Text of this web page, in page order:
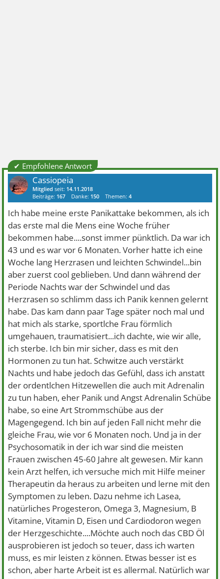
✔ Empfohlene Antwort
Cassiopeia
Mitglied seit: 14.11.2018
Beiträge: 167 Danke: 150 Themen:4
Ich habe meine erste Panikattake bekommen, als ich
das erste mal die Mens eine Woche früher
bekommen habe....sonst immer pünktlich. Da war ich
43 und es war vor 6 Monaten. Vorher hatte ich eine
Woche lang Herzrasen und leichten Schwindel...bin
aber zuerst cool geblieben. Und dann während der
Periode Nachts war der Schwindel und das
Herzrasen so schlimm dass ich Panik kennen gelernt
habe. Das kam dann paar Tage später noch mal und
hat mich als starke, sportlche Frau förmlich
umgehauen, traumatisiert...ich dachte, wie wir alle,
ich sterbe. Ich bin mir sicher, dass es mit den
Hormonen zu tun hat. Schwitze auch verstärkt
Nachts und habe jedoch das Gefühl, dass ich anstatt
der ordentlchen Hitzewellen die auch mit Adrenalin
zu tun haben, eher Panik und Angst Adrenalin Schübe
habe, so eine Art Strommschübe aus der
Magengegend. Ich bin auf jeden Fall nicht mehr die
gleiche Frau, wie vor 6 Monaten noch. Und ja in der
Psychosomatik in der ich war sind die meisten
Frauen zwischen 45-60 Jahre alt gewesen. Mir kann
kein Arzt helfen, ich versuche mich mit Hilfe meiner
Therapeutin da heraus zu arbeiten und lerne mit den
Symptomen zu leben. Dazu nehme ich Lasea,
natürliches Progesteron, Omega 3, Magnesium, B
Vitamine, Vitamin D, Eisen und Cardiodoron wegen
der Herzgeschichte....Möchte auch noch das CBD Öl
ausprobieren ist jedoch so teuer, dass ich warten
muss, es mir leisten z können. Etwas besser ist es
schon, aber harte Arbeit ist es allermal. Natürlich war